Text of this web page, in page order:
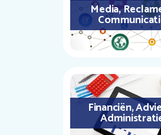
Media,
Financiën,